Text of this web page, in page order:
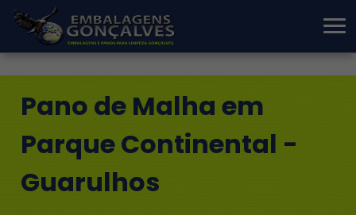
Pano de Malha em
Parque Continental -
Guarulhos